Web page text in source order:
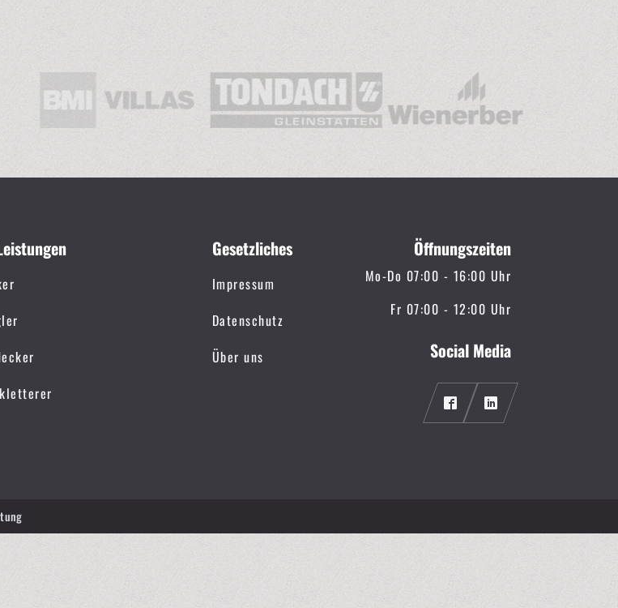
Gesetzliches
Impressum
Datenschutz
Über uns
Öffnungszeiten
Mo-Do 07:00 - 16:00 Uhr
Fr 07:00 - 12:00 Uhr
Social Media
icon icon